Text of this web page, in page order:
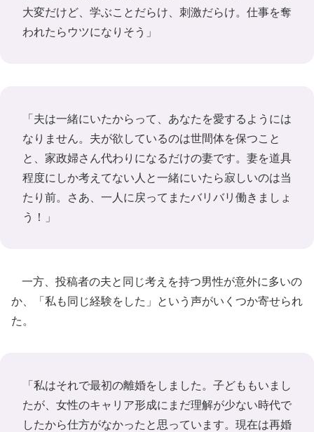
大変だけど、学ぶことだらけ、刺激だらけ。仕事を奪
われたらウツになりそう」
「夫は一緒にいたからって、あなたを愛するようには
なりません。夫が欲しているのは世間体を保つこと
と、家政婦さん代わりになるだけの妻です。妻を道具
程度にしか考えてない人と一緒にいたら寂しいのは当
たり前。さあ、一人に戻ってまたバリバリ働きましょ
う！」
一方、投稿者の夫と同じ考えを持つ男性が意外に多いの
か、「私も同じ経験をした」という声がいくつか寄せられ
た。
「私はそれで最初の離婚をしました。子どももいまし
たが、女性のキャリア形成にまだ理解が少ない時代で
したから仕方がなかったと思っています。現在は再婚